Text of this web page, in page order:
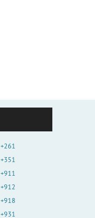
+261
+351
+911
+912
+918
+931